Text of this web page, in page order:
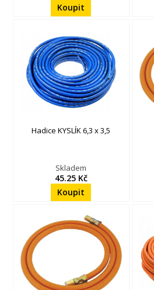
Hadice KYSLÍK 6,3 x 3,5
Skladem
45.25 Kč